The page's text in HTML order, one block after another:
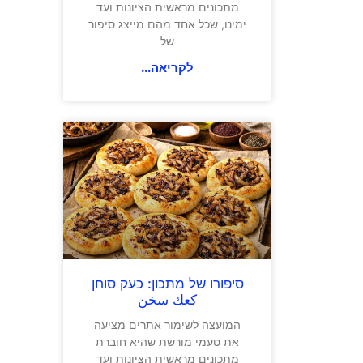
מתכונים מראשית הציונות ועד
ימינו, שכל אחד מהם מייצג סיפור
של
לקריאה...
סיפורו של מתכון: כעק סוחן
كعك سخن
המועצה לשימור אתרים מציעה
את טעמי מורשת שהיא חוברת
מתכונים מראשית הציונות ועד